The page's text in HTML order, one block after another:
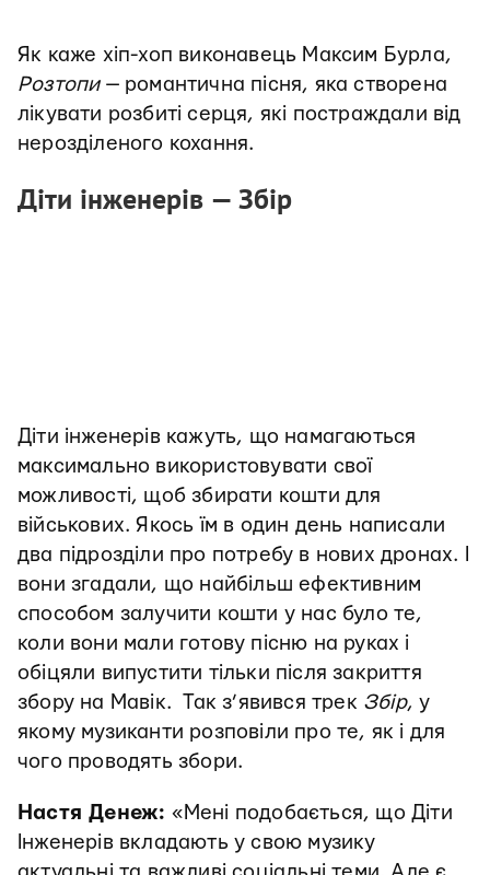
Як каже хіп-хоп виконавець Максим Бурла,
Розтопи — романтична пісня, яка створена
лікувати розбиті серця, які постраждали від
нерозділеного кохання.
Діти інженерів — Збір
Діти інженерів кажуть, що намагаються
максимально використовувати свої
можливості, щоб збирати кошти для
військових. Якось їм в один день написали
два підрозділи про потребу в нових дронах. І
вони згадали, що найбільш ефективним
способом залучити кошти у нас було те,
коли вони мали готову пісню на руках і
обіцяли випустити тільки після закриття
збору на Мавік. Так з’явився трек Збір, у
якому музиканти розповіли про те, як і для
чого проводять збори.
Настя Денеж: «Мені подобається, що Діти
Інженерів вкладають у свою музику